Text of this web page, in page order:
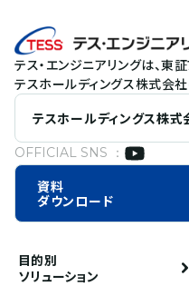
テス・エンジニアリングは、東
テスホールディングス株式会社
テスホールディングス株式
OFFICIAL SNS ：
資料
ダウンロード
目的別
ソリューション